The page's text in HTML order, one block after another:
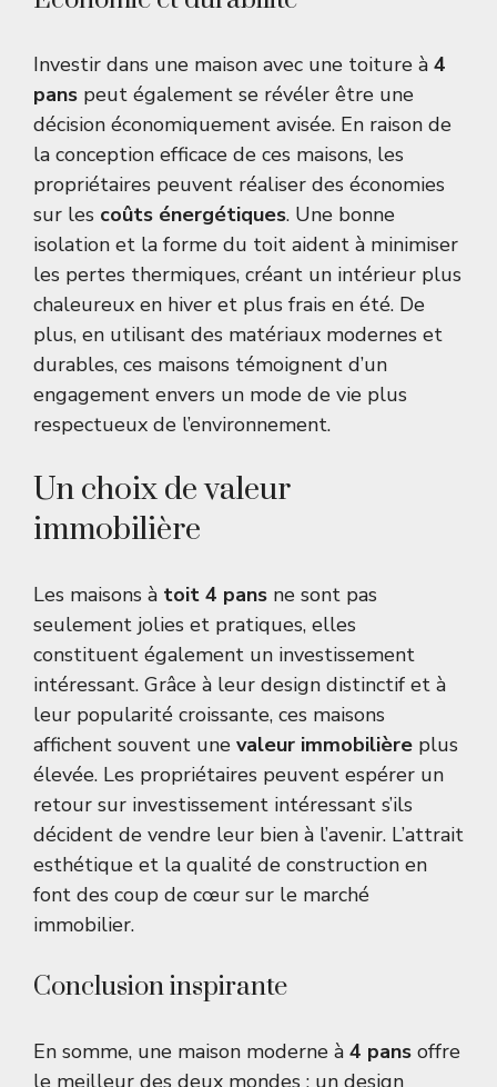
Investir dans une maison avec une toiture à 4
pans peut également se révéler être une
décision économiquement avisée. En raison de
la conception efficace de ces maisons, les
propriétaires peuvent réaliser des économies
sur les coûts énergétiques. Une bonne
isolation et la forme du toit aident à minimiser
les pertes thermiques, créant un intérieur plus
chaleureux en hiver et plus frais en été. De
plus, en utilisant des matériaux modernes et
durables, ces maisons témoignent d’un
engagement envers un mode de vie plus
respectueux de l’environnement.
Un choix de valeur
immobilière
Les maisons à toit 4 pans ne sont pas
seulement jolies et pratiques, elles
constituent également un investissement
intéressant. Grâce à leur design distinctif et à
leur popularité croissante, ces maisons
affichent souvent une valeur immobilière plus
élevée. Les propriétaires peuvent espérer un
retour sur investissement intéressant s’ils
décident de vendre leur bien à l’avenir. L’attrait
esthétique et la qualité de construction en
font des coup de cœur sur le marché
immobilier.
Conclusion inspirante
En somme, une maison moderne à 4 pans offre